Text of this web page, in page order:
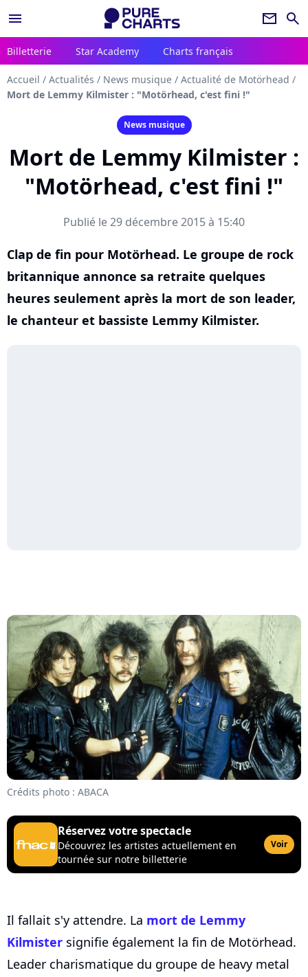
menu newsletter search
Billetterie Star Academy Charts français
Accueil / Actualités / News musique / Actualité de Motörhead /
Mort de Lemmy Kilmister : "Motörhead, c'est fini !"
News musique
Mort de Lemmy Kilmister :
"Motörhead, c'est fini !"
Publié le 29 décembre 2015 à 15:40
Clap de fin pour Motörhead. Le groupe de rock
britannique annonce sa retraite quelques
heures seulement après la mort de son leader,
le chanteur et bassiste Lemmy Kilmister.
Crédits photo : ABACA
Réservez votre spectacle
Découvrez les artistes actuellement en
tournée sur notre billetterie
Voir
Il fallait s'y attendre. La mort de Lemmy
Kilmister signifie également la fin de Motörhead.
Leader charismatique du groupe de heavy metal